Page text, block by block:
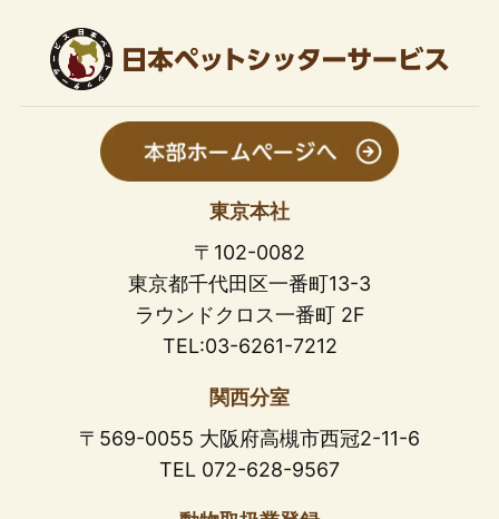
東京本社
〒102-0082
東京都千代田区一番町13-3
ラウンドクロス一番町 2F
TEL:03-6261-7212
関西分室
〒569-0055 大阪府高槻市西冠2-11-6
TEL 072-628-9567